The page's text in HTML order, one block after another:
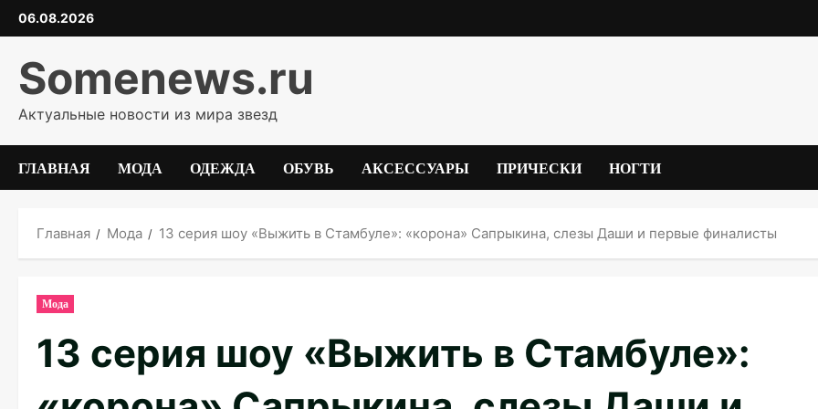
Перейти
к
содержимому
06.08.2026
Somenews.ru
Актуальные новости из мира звезд
ГЛАВНАЯ МОДА ОДЕЖДА ОБУВЬ АКСЕССУАРЫ ПРИЧЕСКИ НОГТИ
Главная Мода 13 серия шоу «Выжить в Стамбуле»: «корона» Сапрыкина, слезы Даши и первые финалисты
Мода
13 серия шоу «Выжить в Стамбуле»: